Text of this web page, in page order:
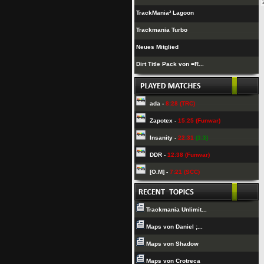
TrackMania² Lagoon
Trackmania Turbo
Neues Mitglied
Dirt Title Pack von =R...
ada - 8:28 (TRC)
Zapotex - 15:25 (Funwar)
Insanity - 22:31 (3:3)
DDR - 12:38 (Funwar)
[O.M] - 7:21 (SCC)
Trackmania Unlimit...
Maps von Daniel ;...
Maps von Shadow
Maps von Crotreca